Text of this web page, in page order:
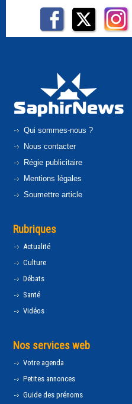
Qui sommes-nous ?
Nous contacter
Régie publicitaire
Mentions légales
Soumettre article
Rubriques
Actualité
Culture
Débats
Santé
Vidéos
Nos services web
Votre agenda
Petites annonces
Guide des prénoms